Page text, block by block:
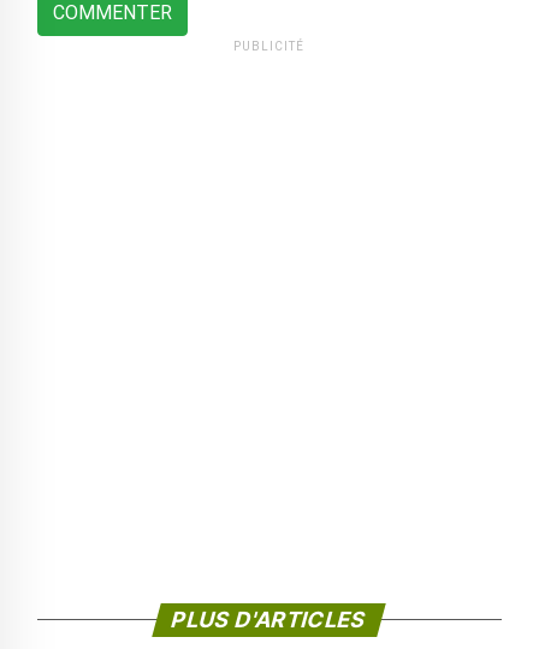
COMMENTER
PUBLICITÉ
PLUS D'ARTICLES